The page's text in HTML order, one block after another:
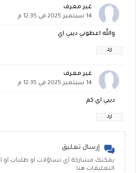
غير معرف
14 سبتمبر 2025 في 12:35 م
والله اعطوني ديبي اي
رد
غير معرف
14 سبتمبر 2025 في 12:35 م
ديبي اي كم
رد
إرسال تعليق
يمكنك مشاركة أي تساؤلات أو طلبات
التعليقات هنا